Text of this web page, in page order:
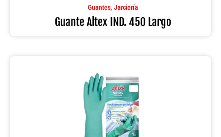
Guantes, Jarciería
Guante Altex IND. 450 Largo